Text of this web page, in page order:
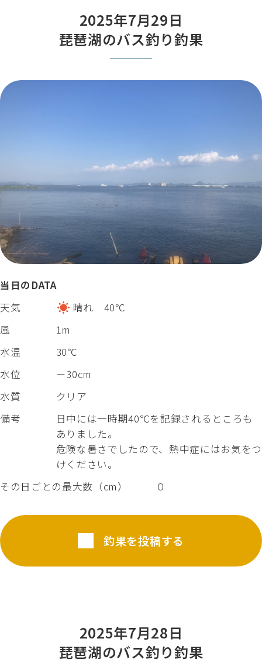
2025年7月29日
琵琶湖のバス釣り釣果
当日のDATA
天気
晴れ 40℃
風
1m
水温
30℃
水位
－30cm
水質
クリア
備考
日中には一時期40℃を記録されるところも
ありました。
危険な暑さでしたので、熱中症にはお気をつ
けください。
その日ごとの最大数（cm）
０
釣果を投稿する
2025年7月28日
琵琶湖のバス釣り釣果